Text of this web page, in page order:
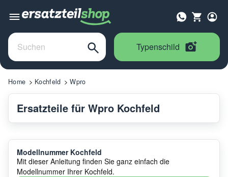
Typenschild
Home Kochfeld Wpro
Ersatzteile für Wpro Kochfeld
Modellnummer Kochfeld
Mit dieser Anleitung finden Sie ganz einfach die
Modellnummer Ihrer Kochfeld.